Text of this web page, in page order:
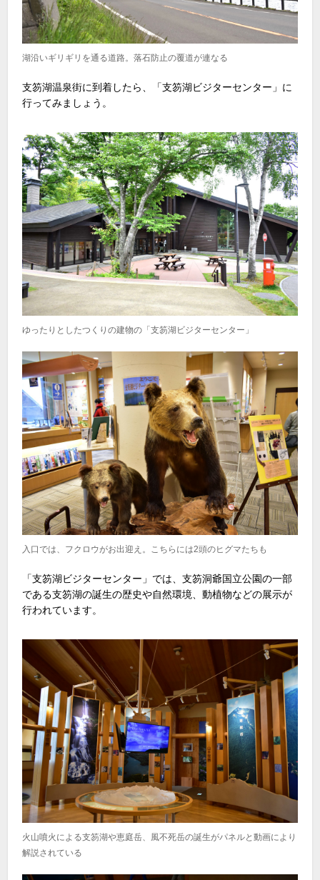
湖沿いギリギリを通る道路。落石防止の覆道が連なる
支笏湖温泉街に到着したら、「支笏湖ビジターセンター」に
行ってみましょう。
ゆったりとしたつくりの建物の「支笏湖ビジターセンター」
入口では、フクロウがお出迎え。こちらには2頭のヒグマたちも
「支笏湖ビジターセンター」では、支笏洞爺国立公園の一部
である支笏湖の誕生の歴史や自然環境、動植物などの展示が
行われています。
火山噴火による支笏湖や恵庭岳、風不死岳の誕生がパネルと動画により
解説されている